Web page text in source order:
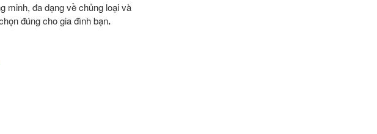
minh, đa dạng về chủng loại và
đúng cho gia đình bạn.